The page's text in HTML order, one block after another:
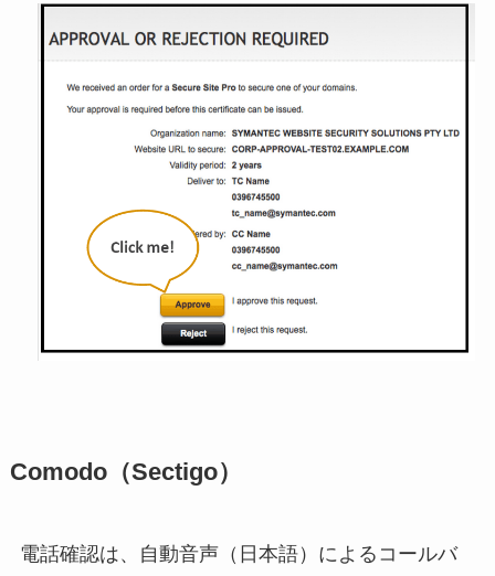
Comodo（Sectigo）
電話確認は、自動音声（日本語）によるコールバ